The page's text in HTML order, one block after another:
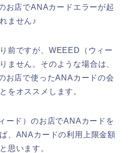
お店でANAカードエラーが起
ません♪
前ですが、WEEED（ウィー
ません。そのような場合は、
お店で使ったANAカードの会
をオススメします。
ード）のお店でANAカードを
、ANAカードの利用上限金額
思います。